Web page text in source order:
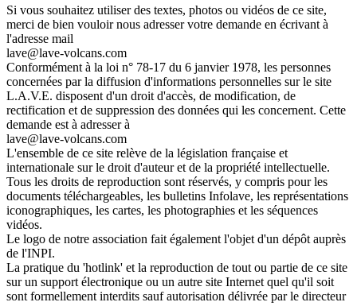
Si vous souhaitez utiliser des textes, photos ou vidéos de ce site,
merci de bien vouloir nous adresser votre demande en écrivant à
l'adresse mail
lave@lave-volcans.com
Conformément à la loi n° 78-17 du 6 janvier 1978, les personnes
concernées par la diffusion d'informations personnelles sur le site
L.A.V.E. disposent d'un droit d'accès, de modification, de
rectification et de suppression des données qui les concernent. Cette
demande est à adresser à
lave@lave-volcans.com
L'ensemble de ce site relève de la législation française et
internationale sur le droit d'auteur et de la propriété intellectuelle.
Tous les droits de reproduction sont réservés, y compris pour les
documents téléchargeables, les bulletins Infolave, les représentations
iconographiques, les cartes, les photographies et les séquences
vidéos.
Le logo de notre association fait également l'objet d'un dépôt auprès
de l'INPI.
La pratique du 'hotlink' et la reproduction de tout ou partie de ce site
sur un support électronique ou un autre site Internet quel qu'il soit
sont formellement interdits sauf autorisation délivrée par le directeur